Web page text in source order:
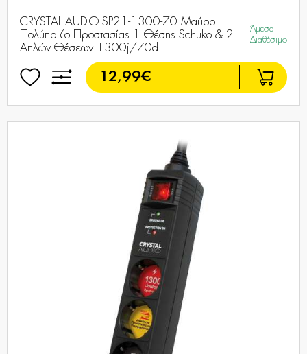
CRYSTAL AUDIO SP21-1300-70 Μαύρο
Πολύπριζο Προστασίας 1 Θέσης Schuko & 2
Απλών Θέσεων 1300j/70d
Άμεσα
Διαθέσιμο
12,99€